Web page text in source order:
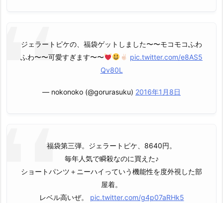
ジェラートピケの、福袋ゲットしました〜〜モコモコふわ
ふわ〜〜可愛すぎます〜〜
pic.twitter.com/e8AS5
Qv80L
— nokonoko (@gorurasuku) 2016年1月8日
福袋第三弾。ジェラートピケ、8640円。
毎年人気で瞬殺なのに買えた♪
ショートパンツ＋ニーハイっていう機能性を度外視した部
屋着。
レベル高いぜ。 pic.twitter.com/g4p07aRHk5